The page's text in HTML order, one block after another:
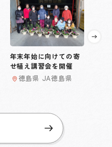
年末年始に向けての寄
せ植え講習会を開催
徳島県 JA徳島県